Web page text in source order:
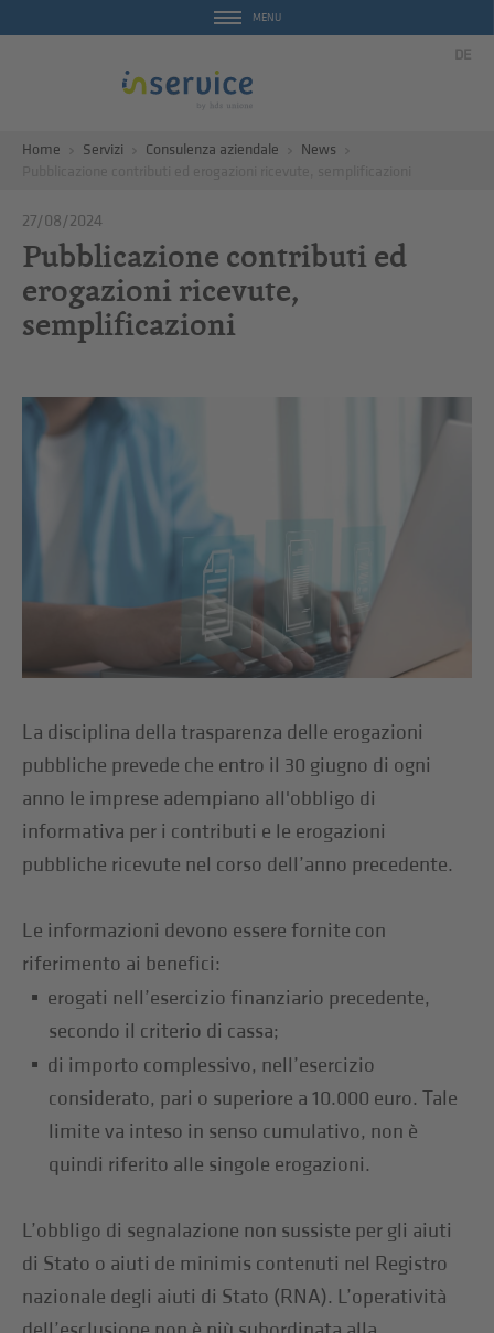
MENU
DE
Home Servizi Consulenza aziendale
News
27/08/2024
Pubblicazione contributi ed
erogazioni ricevute,
semplificazioni
La disciplina della trasparenza delle erogazioni
pubbliche prevede che entro il 30 giugno di ogni
anno le imprese adempiano all'obbligo di
informativa per i contributi e le erogazioni
pubbliche ricevute nel corso dell’anno precedente.
Le informazioni devono essere fornite con
riferimento ai benefici:
erogati nell’esercizio finanziario precedente,
secondo il criterio di cassa;
di importo complessivo, nell’esercizio
considerato, pari o superiore a 10.000 euro. Tale
limite va inteso in senso cumulativo, non è
quindi riferito alle singole erogazioni.
L’obbligo di segnalazione non sussiste per gli aiuti
di Stato o aiuti de minimis contenuti nel Registro
nazionale degli aiuti di Stato (RNA). L’operatività